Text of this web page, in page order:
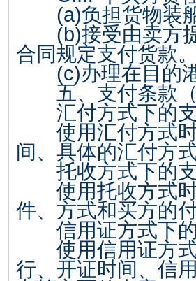
(a)负担货物装
(b)接受由卖方
合同规定支付货款。
(c)办理在目的
五、支付条款（
汇付方式下的支
使用汇付方式时
间、具体的汇付方
托收方式下的支
使用托收方式时
件、方式和买方的
信用证方式下的
使用信用证方式
行、开证时间、信